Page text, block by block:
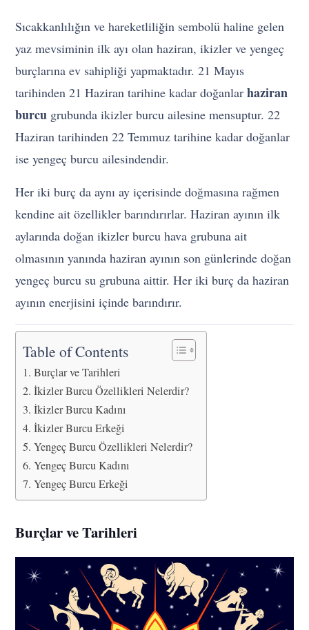
Sıcakkanlılığın ve hareketliliğin sembolü haline gelen
yaz mevsiminin ilk ayı olan haziran, ikizler ve yengeç
burçlarına ev sahipliği yapmaktadır. 21 Mayıs
tarihinden 21 Haziran tarihine kadar doğanlarhaziran
burcu grubunda ikizler burcu ailesine mensuptur. 22
Haziran tarihinden 22 Temmuz tarihine kadar doğanlar
ise yengeç burcu ailesindendir.
Her iki burç da aynı ay içerisinde doğmasına rağmen
kendine ait özellikler barındırırlar. Haziran ayının ilk
aylarında doğan ikizler burcu hava grubuna ait
olmasının yanında haziran ayının son günlerinde doğan
yengeç burcu su grubuna aittir. Her iki burç da haziran
ayının enerjisini içinde barındırır.
Table of Contents
Burçlar ve Tarihleri
İkizler Burcu Özellikleri Nelerdir?
İkizler Burcu Kadını
İkizler Burcu Erkeği
Yengeç Burcu Özellikleri Nelerdir?
Yengeç Burcu Kadını
Yengeç Burcu Erkeği
Burçlar ve Tarihleri